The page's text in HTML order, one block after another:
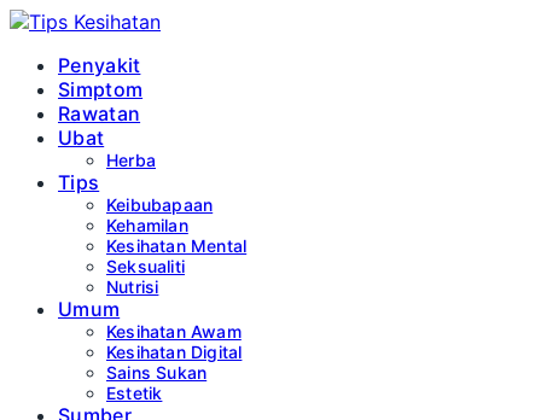
Penyakit
Simptom
Rawatan
Ubat
Herba
Tips
Keibubapaan
Kehamilan
Kesihatan Mental
Seksualiti
Nutrisi
Umum
Kesihatan Awam
Kesihatan Digital
Sains Sukan
Estetik
Sumber